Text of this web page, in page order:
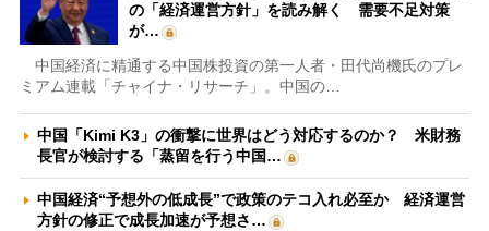
の「経済運営方針」を読み解く 需要不足対策
が…
中国経済に精通する中国株投資の第一人者・田代尚機氏のプレ
ミアム連載「チャイナ・リサーチ」。中国の…
中国「Kimi K3」の衝撃に世界はどう対応するのか？ 米財務
長官が検討する「蒸留を行う中国…
中国経済“予想外の低成長”で政策のテコ入れ必至か 経済運営
方針の修正で成長加速が予想さ…